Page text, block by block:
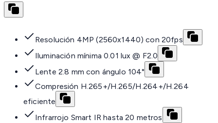
Resolución 4MP (2560x1440) con 20fps
Iluminación mínima 0.01 lux @ F2.0
Lente 2.8 mm con ángulo 104°
Compresión H.265+/H.265/H.264+/H.264
eficiente
Infrarrojo Smart IR hasta 20 metros